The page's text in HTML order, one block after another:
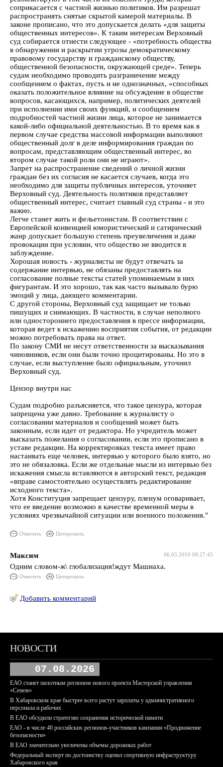
соприкасается с частной жизнью политиков. Им разрешат
распространять снятые скрытой камерой материалы. В
законе прописано, что это допускается делать «для защиты
общественных интересов». К таким интересам Верховный
суд собирается отнести следующее - «потребность общества
в обнаружении и раскрытии угрозы демократическому
правовому государству и гражданскому обществу,
общественной безопасности, окружающей среде». Теперь
судам необходимо проводить разграничение между
сообщением о фактах, пусть и не однозначных, «способных
оказать положительное влияние на обсуждение в обществе
вопросов, касающихся, например, политических деятелей
при исполнении ими своих функций, и сообщением
подробностей частной жизни лица, которое не занимается
какой-либо официальной деятельностью. В то время как в
первом случае средства массовой информации выполняют
общественный долг в деле информирования граждан по
вопросам, представляющим общественный интерес, во
втором случае такой роли они не играют».
Запрет на распространение сведений о личной жизни
граждан без их согласия не касается случаев, когда это
необходимо для защиты публичных интересов, уточняет
Верховный суд. Деятельность политиков представляет
общественный интерес, считает главный суд страны - и это
важно.
Легче станет жить и фельетонистам. В соответствии с
Европейской конвенцией юмористический и сатирический
жанр допускает большую степень преувеличения и даже
провокации при условии, что общество не вводится в
заблуждение.
Хорошая новость - журналисты не будут отвечать за
содержание интервью, не обязаны предоставлять на
согласование полные тексты статей упоминаемым в них
фигурантам. И это хорошо, так как часто вызывало бурю
эмоций у лица, дающего комментарии.
С другой стороны, Верховный суд защищает не только
пишущих и снимающих. В частности, в случае неполного
или одностороннего предоставления в прессе информации,
которая ведет к искажению восприятия события, от редакции
можно потребовать права на ответ.
По закону СМИ не несут ответственности за высказывания
чиновников, если они были точно процитированы. Но это в
случае, если выступление было официальным, уточнил
Верховный суд.
Цензор внутри нас
Судам подробно разъясняется, что такое цензура, которая
запрещена уже давно. Требование к журналисту о
согласовании материалов и сообщений может быть
законным, если идет от редактора. Но учредитель может
высказать пожелания о согласовании, если это прописано в
уставе редакции. На корректировках текста имеет право
настаивать еще человек, интервью у которого было взято, но
это не обязаловка. Если же отдельные мысли из интервью без
искажения смысла вставляются в авторский текст, редакция
«вправе самостоятельно осуществлять редактирование
исходного текста».
Хотя Конституция запрещает цензуру, пленум оговаривает,
что ее введение возможно в качестве временной меры в
условиях чрезвычайной ситуации или военного положения."
Ответить Цитировать
06.05.2010 08:27:45
Максим
Одним словом-ж\ глобализация!ждут Машиаха.
Ответить Цитировать
Добавить комментарий
НОВОСТИ
07.08.2026
ЕАО станет пилотным регионом нового проекта Мастерской управления
«Сенеж»
В Хабаровском крае быстрее всего растут зарплаты у административного
персонала и рабочих
В ЕАО обсудили стратегию сохранения исторической памяти
ЕАО - в числе 40 российских регионов-участников кампании «Продвижение
безопасности»
В ЕАО значительно увеличены объемы дорожных работ
Федеральный эксперт по достоинству оценил спортивную инфраструктуру
Хабаровского края